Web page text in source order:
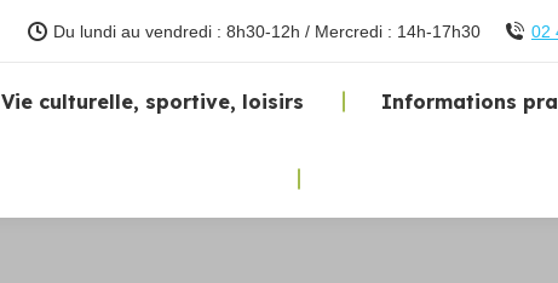
Du lundi au vendredi : 8h30-12h / Mercredi : 14h-17h30 02
Vie culturelle, sportive, loisirs Informations